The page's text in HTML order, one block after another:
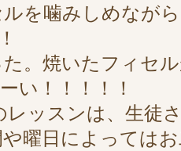
を噛みしめなが
。焼いたフィセル
い！！！！！
ッスンは、生徒さ
曜日によっては